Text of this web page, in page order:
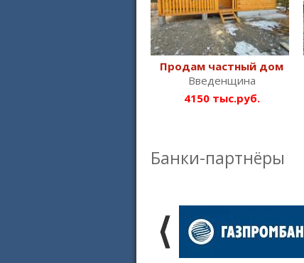
Продам частный дом
Введенщина
4150 тыс.руб.
Банки-партнёры